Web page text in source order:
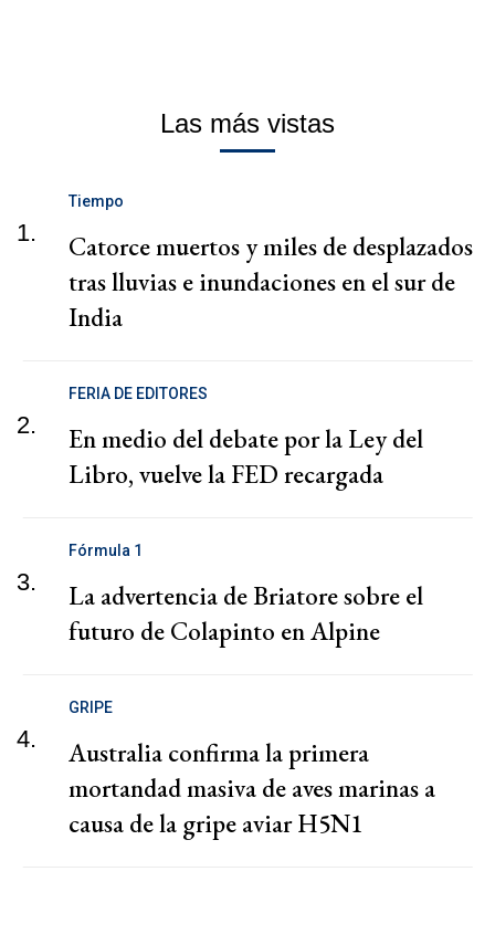
Las más vistas
1.
Tiempo
Catorce muertos y miles de desplazados
tras lluvias e inundaciones en el sur de
India
2.
FERIA DE EDITORES
En medio del debate por la Ley del
Libro, vuelve la FED recargada
3.
Fórmula 1
La advertencia de Briatore sobre el
futuro de Colapinto en Alpine
4.
GRIPE
Australia confirma la primera
mortandad masiva de aves marinas a
causa de la gripe aviar H5N1